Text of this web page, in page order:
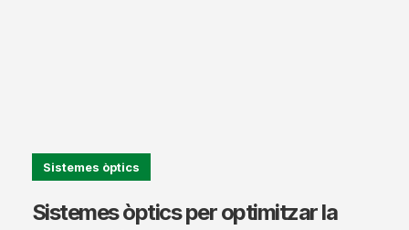
Sistemes òptics
Sistemes òptics per optimitzar la